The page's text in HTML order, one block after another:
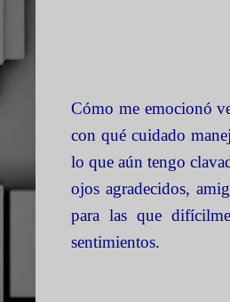
Cómo me emocionó
con qué cuidado
lo que aún tengo
ojos agradecidos,
para las que
sentimientos.